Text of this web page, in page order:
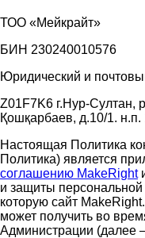
ТОО «Мейкрайт»
БИН 230240010576
Юридический и
Z01F7K6 г.Нур-
Қошқарбаев, д.10/1. н.п.
Настоящая Политика
Политика) является
соглашению MakeRight
и защиты
которую сайт
может получить во
Администрации (далее